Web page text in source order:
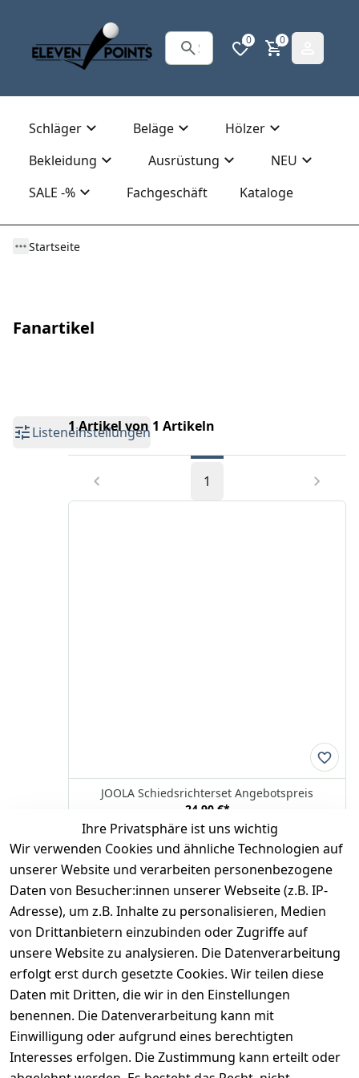
0 0
Schläger Beläge
Hölzer
Bekleidung
Ausrüstung
NEU
SALE -%
Fachgeschäft Kataloge
Startseite
Fanartikel
Listeneinstellungen
1 Artikel von 1 Artikeln
1
JOOLA Schiedsrichterset Angebotspreis
24,90 €*
Hinzufügen
JOOLA
*inkl. ges. MwStzzgl. Versandkosten
1
Ihre Privatsphäre ist uns wichtig
Wir verwenden Cookies und ähnliche Technologien auf
unserer Website und verarbeiten personenbezogene
Daten von Besucher:innen unserer Webseite (z.B. IP-
Adresse), um z.B. Inhalte zu personalisieren, Medien
von Drittanbietern einzubinden oder Zugriffe auf
unsere Website zu analysieren. Die Datenverarbeitung
erfolgt erst durch gesetzte Cookies. Wir teilen diese
Daten mit Dritten, die wir in den Einstellungen
benennen. Die Datenverarbeitung kann mit
Einwilligung oder aufgrund eines berechtigten
Interesses erfolgen. Die Zustimmung kann erteilt oder
RechtlichesServices
Zahlungsm Versanddie